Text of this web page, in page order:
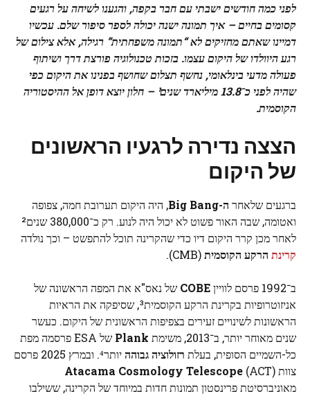
לפני כמה חודשים ישבתי עם חבר בקפה, והגענו לשיחה על רגעים
קסומים בחיים – איך תמונה ישנה יכולה לספר סיפור שלם. עכשיו
דמיינו שאתם מחזיקים לא “תמונה משפחתית” רגילה, אלא צילום של
רגע היוולדו של היקום עצמו. בזכות טכנולוגיה פורצת דרך ושיתוף
פעולה מדעי בינלאומי, נחשף תצלום שחושף בפנינו את היקום כפי
שהיה לפני כ־13.8 מיליארד שנים¹ – חלון יוצא דופן אל ההיסטוריה
הקוסמית.
הצצה נדירה לרגעיו הראשונים
של היקום
ברגעים שלאחר ה-Big Bang
, היה היקום תערובת חמה, צפופה
ואטומה, שבה האור פשוט לא יכול היה לנוע. רק כ־380,000 שנים²
לאחר מכן קרר היקום דיו כדי שהקרינה תוכל להתפשט – וכך נולדה
קרינת הרקע הקוסמית(CMB).
ב־1992 פרסם לוויין COBE של נאס"א את המפה הראשונה של
אניזוטרופיות בקרינת הרקע הקוסמית³, שסיפקה את הראיות
הראשונות לשינויים זעירים בצפיפות הראשונית של היקום. כעשר
שנים מאוחר יותר, ב־2013, משימת
Plank
של ESA פרסמה מפת
כל-השמיים הסופית, בעלת רזולוציה גבוהה
יותר⁴. ובמרץ 2025 פרסם
צוות
Atacama Cosmology Telescope (ACT)
מאוניברסיטת פרינסטון תמונות חדות במיוחד של הקרינה, ששילבו